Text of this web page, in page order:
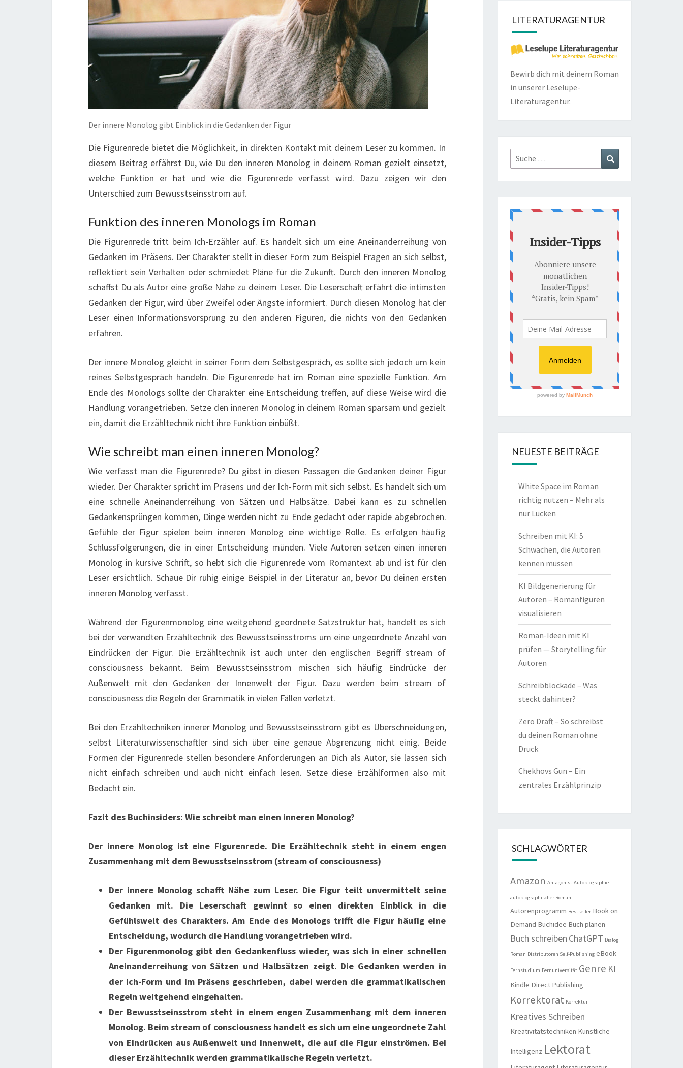
Der innere Monolog gibt Einblick in die Gedanken der Figur
Die Figurenrede bietet die Möglichkeit, in direkten Kontakt mit deinem Leser zu kommen. In
diesem Beitrag erfährst Du, wie Du den inneren Monolog in deinem Roman gezielt einsetzt,
welche Funktion er hat und wie die Figurenrede verfasst wird. Dazu zeigen wir den
Unterschied zum Bewusstseinsstrom auf.
Funktion des inneren Monologs im Roman
Die Figurenrede tritt beim Ich-Erzähler auf. Es handelt sich um eine Aneinanderreihung von
Gedanken im Präsens. Der Charakter stellt in dieser Form zum Beispiel Fragen an sich selbst,
reflektiert sein Verhalten oder schmiedet Pläne für die Zukunft. Durch den inneren Monolog
schaffst Du als Autor eine große Nähe zu deinem Leser. Die Leserschaft erfährt die intimsten
Gedanken der Figur, wird über Zweifel oder Ängste informiert. Durch diesen Monolog hat der
Leser einen Informationsvorsprung zu den anderen Figuren, die nichts von den Gedanken
erfahren.
Der innere Monolog gleicht in seiner Form dem Selbstgespräch, es sollte sich jedoch um kein
reines Selbstgespräch handeln. Die Figurenrede hat im Roman eine spezielle Funktion. Am
Ende des Monologs sollte der Charakter eine Entscheidung treffen, auf diese Weise wird die
Handlung vorangetrieben. Setze den inneren Monolog in deinem Roman sparsam und gezielt
ein, damit die Erzähltechnik nicht ihre Funktion einbüßt.
Wie schreibt man einen inneren Monolog?
Wie verfasst man die Figurenrede? Du gibst in diesen Passagen die Gedanken deiner Figur
wieder. Der Charakter spricht im Präsens und der Ich-Form mit sich selbst. Es handelt sich um
eine schnelle Aneinanderreihung von Sätzen und Halbsätze. Dabei kann es zu schnellen
Gedankensprüngen kommen, Dinge werden nicht zu Ende gedacht oder rapide abgebrochen.
Gefühle der Figur spielen beim inneren Monolog eine wichtige Rolle. Es erfolgen häufig
Schlussfolgerungen, die in einer Entscheidung münden. Viele Autoren setzen einen inneren
Monolog in kursive Schrift, so hebt sich die Figurenrede vom Romantext ab und ist für den
Leser ersichtlich. Schaue Dir ruhig einige Beispiel in der Literatur an, bevor Du deinen ersten
inneren Monolog verfasst.
Während der Figurenmonolog eine weitgehend geordnete Satzstruktur hat, handelt es sich
bei der verwandten Erzähltechnik des Bewusstseinsstroms um eine ungeordnete Anzahl von
Eindrücken der Figur. Die Erzähltechnik ist auch unter den englischen Begriff stream of
consciousness bekannt. Beim Bewusstseinsstrom mischen sich häufig Eindrücke der
Außenwelt mit den Gedanken der Innenwelt der Figur. Dazu werden beim stream of
consciousness die Regeln der Grammatik in vielen Fällen verletzt.
Bei den Erzähltechniken innerer Monolog und Bewusstseinsstrom gibt es Überschneidungen,
selbst Literaturwissenschaftler sind sich über eine genaue Abgrenzung nicht einig. Beide
Formen der Figurenrede stellen besondere Anforderungen an Dich als Autor, sie lassen sich
nicht einfach schreiben und auch nicht einfach lesen. Setze diese Erzählformen also mit
Bedacht ein.
Fazit des Buchinsiders: Wie schreibt man einen inneren Monolog?
Der innere Monolog ist eine Figurenrede. Die Erzähltechnik steht in einem engen
Zusammenhang mit dem Bewusstseinsstrom (stream of consciousness)
Der innere Monolog schafft Nähe zum Leser. Die Figur teilt unvermittelt seine
Gedanken mit. Die Leserschaft gewinnt so einen direkten Einblick in die
Gefühlswelt des Charakters. Am Ende des Monologs trifft die Figur häufig eine
Entscheidung, wodurch die Handlung vorangetrieben wird.
Der Figurenmonolog gibt den Gedankenfluss wieder, was sich in einer schnellen
Aneinanderreihung von Sätzen und Halbsätzen zeigt. Die Gedanken werden in
der Ich-Form und im Präsens geschrieben, dabei werden die grammatikalischen
Regeln weitgehend eingehalten.
Der Bewusstseinsstrom steht in einem engen Zusammenhang mit dem inneren
Monolog. Beim stream of consciousness handelt es sich um eine ungeordnete Zahl
von Eindrücken aus Außenwelt und Innenwelt, die auf die Figur einströmen. Bei
dieser Erzähltechnik werden grammatikalische Regeln verletzt.
LITERATURAGENTUR
Bewirb dich mit deinem Roman
in unserer Leselupe-
Literaturagentur.
Suche
nach:
NEUESTE BEITRÄGE
White Space im Roman
richtig nutzen – Mehr als
nur Lücken
Schreiben mit KI: 5
Schwächen, die Autoren
kennen müssen
KI Bildgenerierung für
Autoren – Romanfiguren
visualisieren
Roman-Ideen mit KI
prüfen — Storytelling für
Autoren
Schreibblockade – Was
steckt dahinter?
Zero Draft – So schreibst
du deinen Roman ohne
Druck
Chekhovs Gun – Ein
zentrales Erzählprinzip
SCHLAGWÖRTER
Amazon Antagonist Autobiographie
autobiographischer Roman
Autorenprogramm Bestseller Book on
Demand Buchidee Buch planen
Buch schreiben ChatGPT Dialog
Roman Distributoren Self-Publishing eBook
Fernstudium Fernuniversität Genre KI
Kindle Direct Publishing
Korrektorat Korrektur
Kreatives Schreiben
Kreativitätstechniken Künstliche
Intelligenz Lektorat